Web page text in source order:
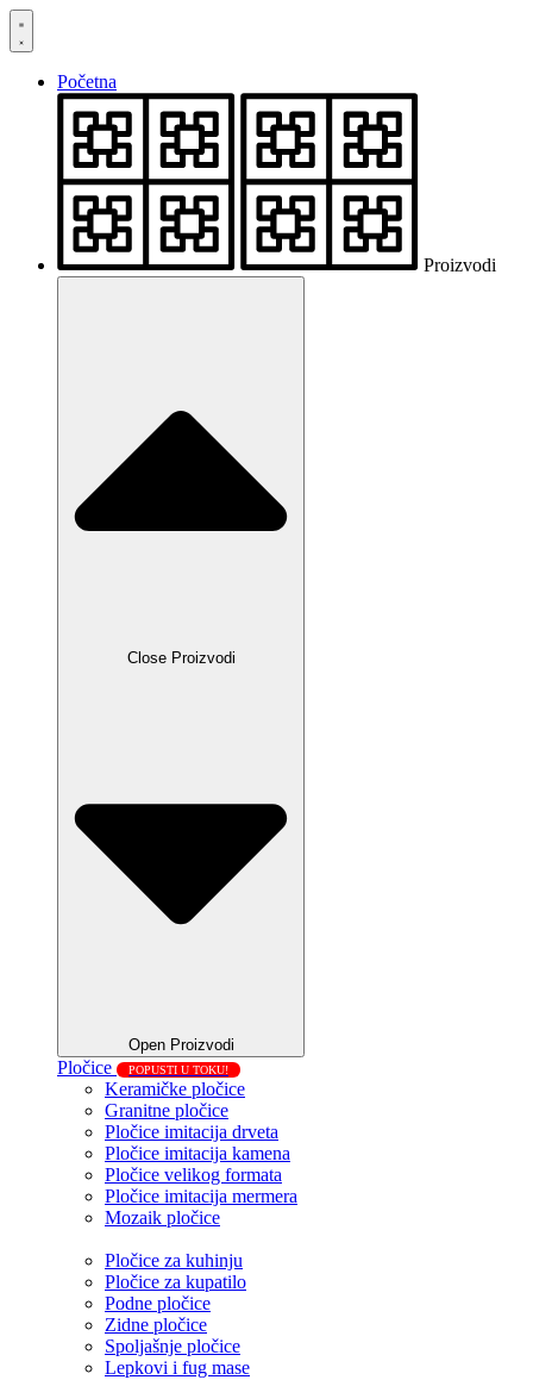
Skočite
na
Početna
Proizvodi
Close Proizvodi
Open Proizvodi
Pločice POPUSTI U TOKU!
Keramičke pločice
Granitne pločice
Pločice imitacija drveta
Pločice imitacija kamena
Pločice velikog formata
Pločice imitacija mermera
Mozaik pločice
Pločice za kuhinju
Pločice za kupatilo
Podne pločice
Zidne pločice
Spoljašnje pločice
Lepkovi i fug mase